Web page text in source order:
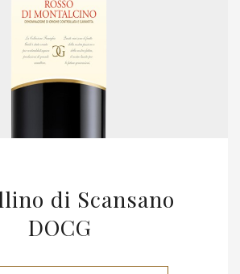
di Scansano
DOCG